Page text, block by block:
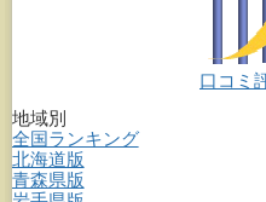
口コミ
地域別
全国ランキング
北海道版
青森県版